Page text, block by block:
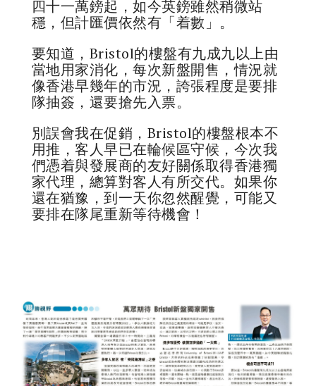
四十一萬鎊起，如今英鎊雖然稍微站
穩，但計匯價依然有「着數」。
要知道，Bristol的樓盤有九成九以上由
當地用家消化，每次新盤開售，情況就
像香港早幾年的市況，誇張程度是要排
隊抽簽，還要搶先入票。
別誤會我在促銷，Bristol的樓盤根本不
用推，客人早已在輪候區守候，今次我
們憑着與發展商的友好關係取得香港獨
家代理，總算對客人有所交代。如果你
還在猶豫，到一天你忽然醒覺，可能又
要排在隊尾重新等待機會！